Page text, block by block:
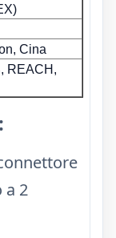
Cina
REACH,
a 2